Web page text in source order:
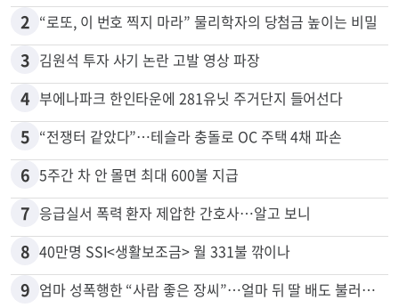
1 취업 잘되는 대학 1위는?…하버드 3위
2 “로또, 이 번호 찍지 마라” 물리학자의 당첨금 높이는 비밀
3 김원석 투자 사기 논란 고발 영상 파장
4 부에나파크 한인타운에 281유닛 주거단지 들어선다
5 “전쟁터 같았다”…테슬라 충돌로 OC 주택 4채 파손
6 5주간 차 안 몰면 최대 600불 지급
7 응급실서 폭력 환자 제압한 간호사…알고 보니
8 40만명 SSI<생활보조금> 월 331불 깎이나